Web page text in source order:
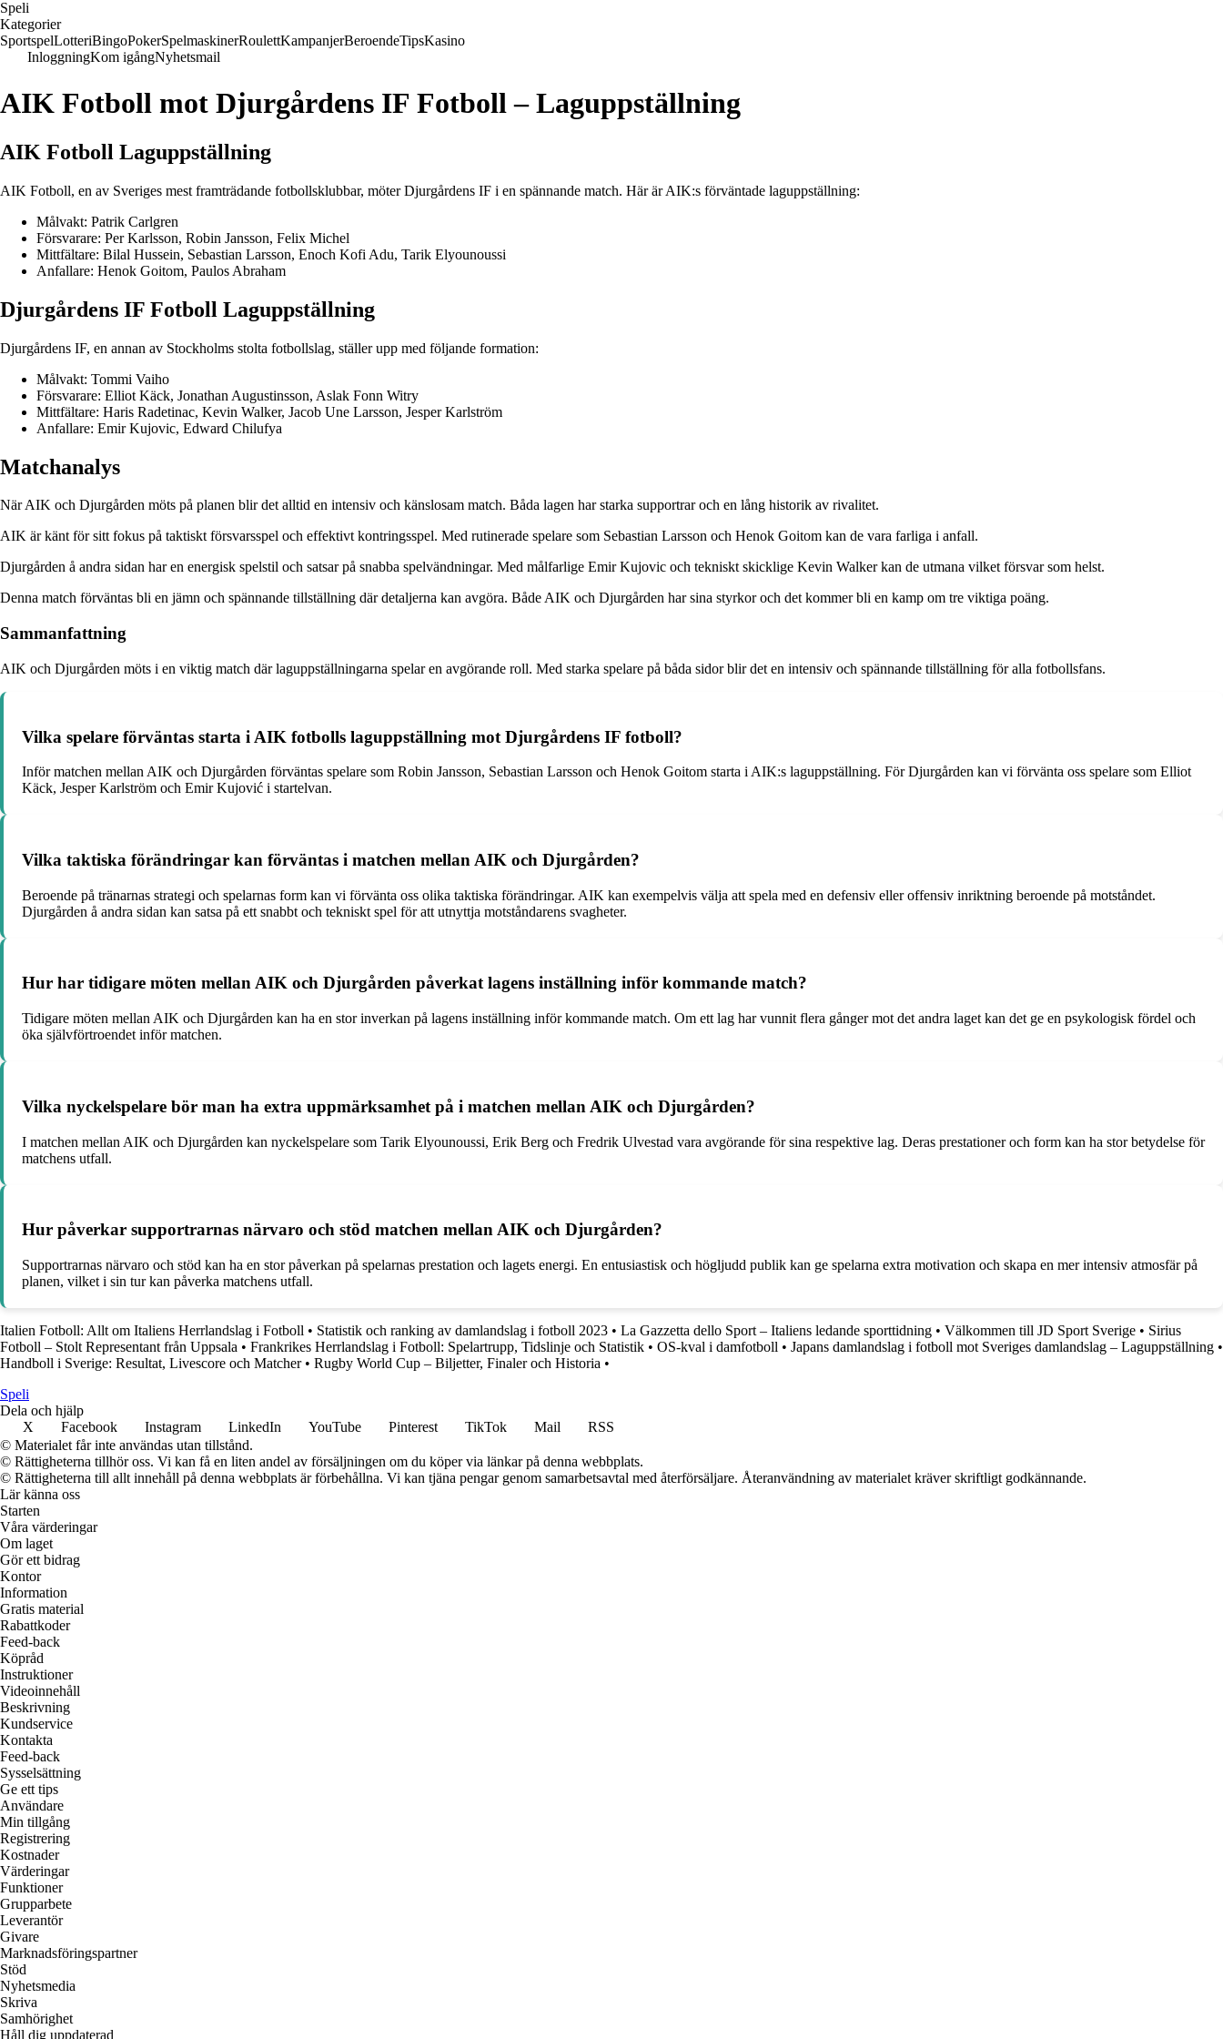
Speli
Kategorier
SportspelLotteriBingoPokerSpelmaskinerRoulettKampanjerBeroendeTipsKasino
InloggningKom igångNyhetsmail
AIK Fotboll mot Djurgårdens IF Fotboll – Laguppställning
AIK Fotboll Laguppställning
AIK Fotboll, en av Sveriges mest framträdande fotbollsklubbar, möter Djurgårdens IF i en spännande match. Här är AIK:s förväntade laguppställning:
Målvakt: Patrik Carlgren
Försvarare: Per Karlsson, Robin Jansson, Felix Michel
Mittfältare: Bilal Hussein, Sebastian Larsson, Enoch Kofi Adu, Tarik Elyounoussi
Anfallare: Henok Goitom, Paulos Abraham
Djurgårdens IF Fotboll Laguppställning
Djurgårdens IF, en annan av Stockholms stolta fotbollslag, ställer upp med följande formation:
Målvakt: Tommi Vaiho
Försvarare: Elliot Käck, Jonathan Augustinsson, Aslak Fonn Witry
Mittfältare: Haris Radetinac, Kevin Walker, Jacob Une Larsson, Jesper Karlström
Anfallare: Emir Kujovic, Edward Chilufya
Matchanalys
När AIK och Djurgården möts på planen blir det alltid en intensiv och känslosam match. Båda lagen har starka supportrar och en lång historik av rivalitet.
AIK är känt för sitt fokus på taktiskt försvarsspel och effektivt kontringsspel. Med rutinerade spelare som Sebastian Larsson och Henok Goitom kan de vara farliga i anfall.
Djurgården å andra sidan har en energisk spelstil och satsar på snabba spelvändningar. Med målfarlige Emir Kujovic och tekniskt skicklige Kevin Walker kan de utmana vilket försvar som helst.
Denna match förväntas bli en jämn och spännande tillställning där detaljerna kan avgöra. Både AIK och Djurgården har sina styrkor och det kommer bli en kamp om tre viktiga poäng.
Sammanfattning
AIK och Djurgården möts i en viktig match där laguppställningarna spelar en avgörande roll. Med starka spelare på båda sidor blir det en intensiv och spännande tillställning för alla fotbollsfans.
Vilka spelare förväntas starta i AIK fotbolls laguppställning mot Djurgårdens IF fotboll?
Inför matchen mellan AIK och Djurgården förväntas spelare som Robin Jansson, Sebastian Larsson och Henok Goitom starta i AIK:s laguppställning. För Djurgården kan vi förvänta oss spelare som Elliot
Käck, Jesper Karlström och Emir Kujović i startelvan.
Vilka taktiska förändringar kan förväntas i matchen mellan AIK och Djurgården?
Beroende på tränarnas strategi och spelarnas form kan vi förvänta oss olika taktiska förändringar. AIK kan exempelvis välja att spela med en defensiv eller offensiv inriktning beroende på motståndet.
Djurgården å andra sidan kan satsa på ett snabbt och tekniskt spel för att utnyttja motståndarens svagheter.
Hur har tidigare möten mellan AIK och Djurgården påverkat lagens inställning inför kommande match?
Tidigare möten mellan AIK och Djurgården kan ha en stor inverkan på lagens inställning inför kommande match. Om ett lag har vunnit flera gånger mot det andra laget kan det ge en psykologisk fördel och
öka självförtroendet inför matchen.
Vilka nyckelspelare bör man ha extra uppmärksamhet på i matchen mellan AIK och Djurgården?
I matchen mellan AIK och Djurgården kan nyckelspelare som Tarik Elyounoussi, Erik Berg och Fredrik Ulvestad vara avgörande för sina respektive lag. Deras prestationer och form kan ha stor betydelse för
matchens utfall.
Hur påverkar supportrarnas närvaro och stöd matchen mellan AIK och Djurgården?
Supportrarnas närvaro och stöd kan ha en stor påverkan på spelarnas prestation och lagets energi. En entusiastisk och högljudd publik kan ge spelarna extra motivation och skapa en mer intensiv atmosfär på
planen, vilket i sin tur kan påverka matchens utfall.
Italien Fotboll: Allt om Italiens Herrlandslag i Fotboll • Statistik och ranking av damlandslag i fotboll 2023 • La Gazzetta dello Sport – Italiens ledande sporttidning • Välkommen till JD Sport Sverige • Sirius
Fotboll – Stolt Representant från Uppsala • Frankrikes Herrlandslag i Fotboll: Spelartrupp, Tidslinje och Statistik • OS-kval i damfotboll • Japans damlandslag i fotboll mot Sveriges damlandslag – Laguppställning •
Handboll i Sverige: Resultat, Livescore och Matcher• Rugby World Cup – Biljetter, Finaler och Historia •
Speli
Dela och hjälp
X
Facebook Instagram LinkedIn YouTube Pinterest TikTok Mail
RSS
© Materialet får inte användas utan tillstånd.
© Rättigheterna tillhör oss. Vi kan få en liten andel av försäljningen om du köper via länkar på denna webbplats.
© Rättigheterna till allt innehåll på denna webbplats är förbehållna. Vi kan tjäna pengar genom samarbetsavtal med återförsäljare. Återanvändning av materialet kräver skriftligt godkännande.
Lär känna oss
Starten
Våra värderingar
Om laget
Gör ett bidrag
Kontor
Information
Gratis material
Rabattkoder
Feed-back
Köpråd
Instruktioner
Videoinnehåll
Beskrivning
Kundservice
Kontakta
Feed-back
Sysselsättning
Ge ett tips
Användare
Min tillgång
Registrering
Kostnader
Värderingar
Funktioner
Grupparbete
Leverantör
Givare
Marknadsföringspartner
Stöd
Nyhetsmedia
Skriva
Samhörighet
Håll dig uppdaterad